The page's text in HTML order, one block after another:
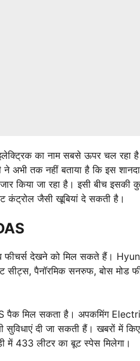
का नाम सबसे ऊपर चल रहा
तक नहीं बताया है कि इस
किया जा रहा है। इसी बीच इसकी
कंट्रोल जैसी खूबियां दे सकती है।
फीचर्स देखने को मिल सकते हैं।
सीट्स, पैनॉरमिक सनरुफ, बोस मोड
पैक मिल सकता है। अपकमिंग
दी जा सकती हैं। खबरों में
में 433 लीटर का बूट स्पेस मिलेगा।